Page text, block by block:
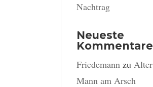
Nachtrag
Neueste
Kommentare
Friedemann zuAlter
Mann am Arsch